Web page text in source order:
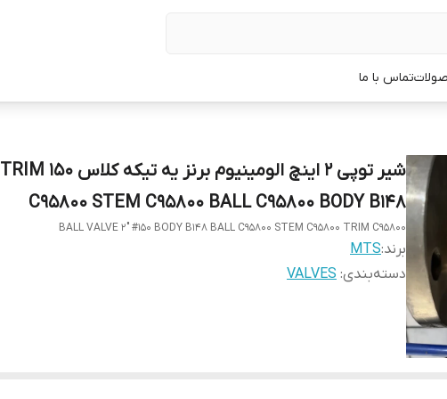
تماس با ما
شیر توپی 2 اینچ الومینیوم برنز یه تیکه کلاس 150 TRIM
C95800 STEM C95800 BALL C95800 BODY B148
BALL VALVE 2" #150 BODY B148 BALL C95800 STEM C95800 TRIM C95800
برند:MTS
دسته‌بندی:
VALVES